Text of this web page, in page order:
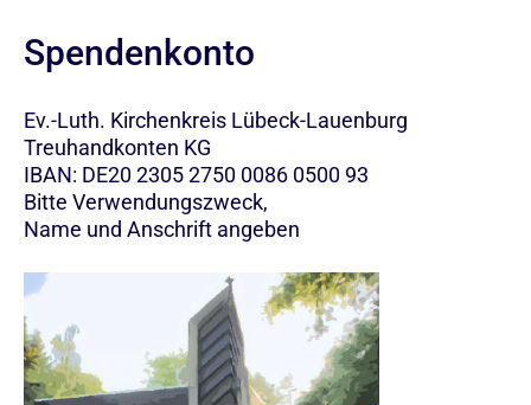
Spendenkonto
Ev.-Luth. Kirchenkreis Lübeck-Lauenburg
Treuhandkonten KG
IBAN: DE20 2305 2750 0086 0500 93
Bitte Verwendungszweck,
Name und Anschrift angeben